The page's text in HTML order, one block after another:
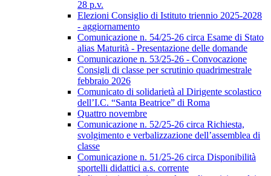
28 p.v.
Elezioni Consiglio di Istituto triennio 2025-2028
- aggiornamento
Comunicazione n. 54/25-26 circa Esame di Stato
alias Maturità - Presentazione delle domande
Comunicazione n. 53/25-26 - Convocazione
Consigli di classe per scrutinio quadrimestrale
febbraio 2026
Comunicato di solidarietà al Dirigente scolastico
dell’I.C. “Santa Beatrice” di Roma
Quattro novembre
Comunicazione n. 52/25-26 circa Richiesta,
svolgimento e verbalizzazione dell’assemblea di
classe
Comunicazione n. 51/25-26 circa Disponibilità
sportelli didattici a.s. corrente